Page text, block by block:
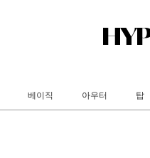
베이직 아우터 탑